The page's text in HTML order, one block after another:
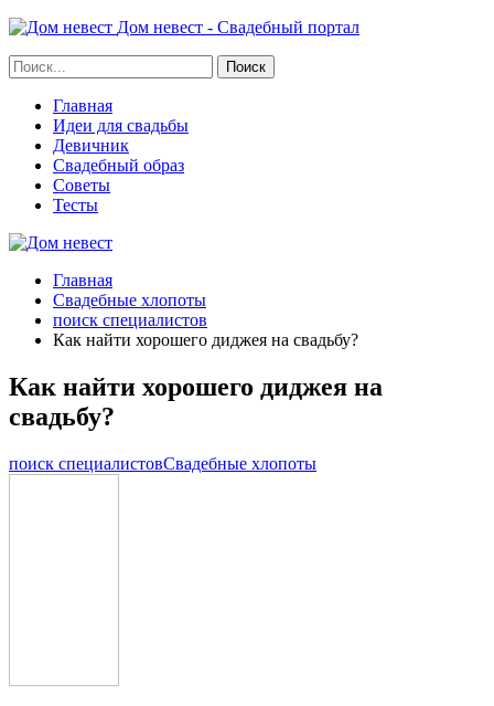
Дом невест - Свадебный портал
Главная
Идеи для свадьбы
Девичник
Свадебный образ
Советы
Тесты
Главная
Свадебные хлопоты
поиск специалистов
Как найти хорошего диджея на свадьбу?
Как найти хорошего диджея на
свадьбу?
поиск специалистовСвадебные хлопоты